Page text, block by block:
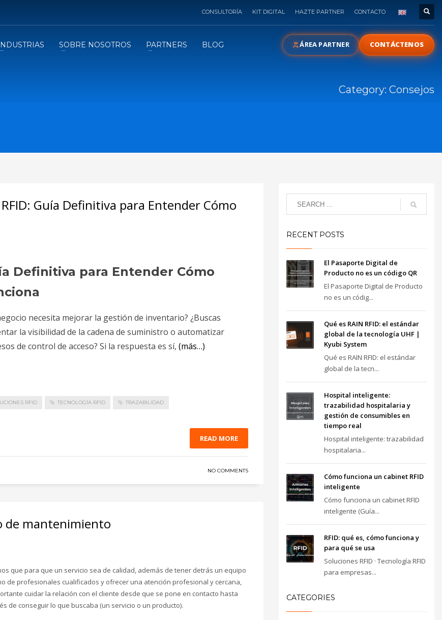
CONSULTORÍA KIT DIGITAL HAZTE PARTNER CONTACTO
SOBRE NOSOTROS PARTNERS BLOG ÁREA PARTNER CONTÁCTENOS
Category: Consejos
Guía Definitiva para Entender Cómo
Definitiva para Entender Cómo
necesita mejorar la gestión de inventario? ¿Buscas
la visibilidad de la cadena de suministro o automatizar
de control de acceso? Si la respuesta es sí, (más…)
RFID TECNOLOGÍA RFID TRAZABILIDAD
READ MORE
NO COMMENTS
de mantenimiento
que para que un servicio sea de calidad, además de tener detrás un equipo
de profesionales cualificados y ofrecer una atención profesional y cercana,
cuidar la relación con el cliente desde que se pone en contacto hasta
de conseguir lo que buscaba (un servicio o un producto).
RECENT POSTS
El Pasaporte Digital de
Producto no es un código QR
El Pasaporte Digital de Producto
no es un códig...
Qué es RAIN RFID: el estándar
global de la tecnología UHF |
Kyubi System
Qué es RAIN RFID: el estándar
global de la tecn...
Hospital inteligente:
trazabilidad hospitalaria y
gestión de consumibles en
tiempo real
Hospital inteligente: trazabilidad
hospitalaria...
Cómo funciona un cabinet RFID
inteligente
Cómo funciona un cabinet RFID
inteligente (Guía...
RFID: qué es, cómo funciona y
para qué se usa
Soluciones RFID · Tecnología RFID
para empresas...
CATEGORIES